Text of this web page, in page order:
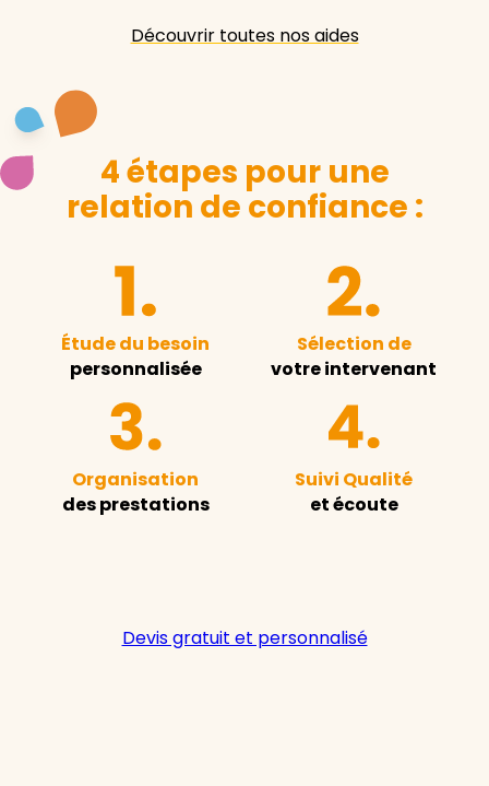
Découvrir toutes nos aides
4 étapes pour une
relation de confiance :
Étude du besoin
personnalisée
Sélection de
votre intervenant
Organisation
des prestations
Suivi Qualité
et écoute
Devis gratuit et personnalisé